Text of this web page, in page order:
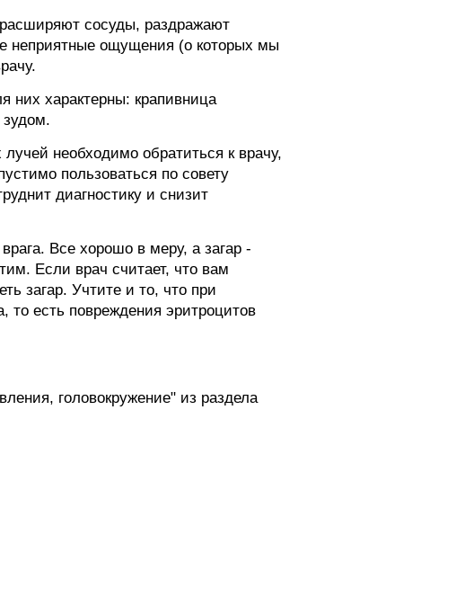
сосуды, раздражают
неприятные ощущения (о которых мы
них характерны: крапивница
необходимо обратиться к врачу,
пользоваться по совету
диагностику и снизит
Все хорошо в меру, а загар -
Если врач считает, что вам
загар. Учтите и то, что при
то есть повреждения эритроцитов
головокружение" из раздела